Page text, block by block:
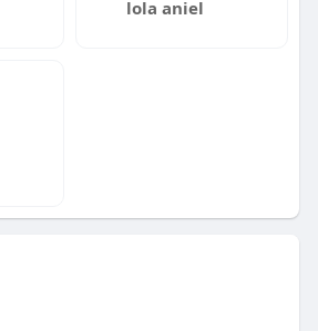
lola aniel